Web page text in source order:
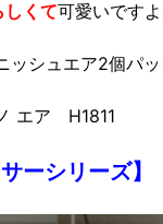
しくて可愛いです
ッシュエア2個パ
エア H1811
ーシリーズ】